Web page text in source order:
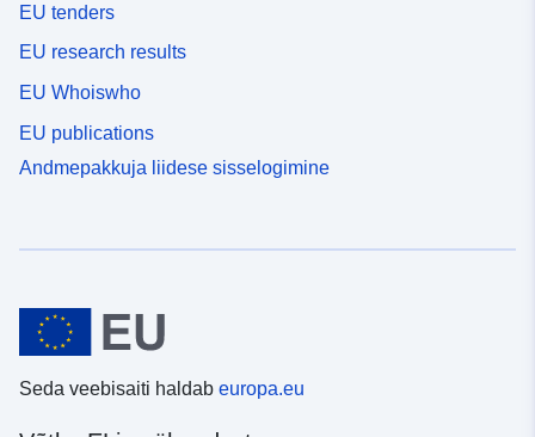
EU tenders
EU research results
EU Whoiswho
EU publications
Andmepakkuja liidese sisselogimine
Seda veebisaiti haldab europa.eu